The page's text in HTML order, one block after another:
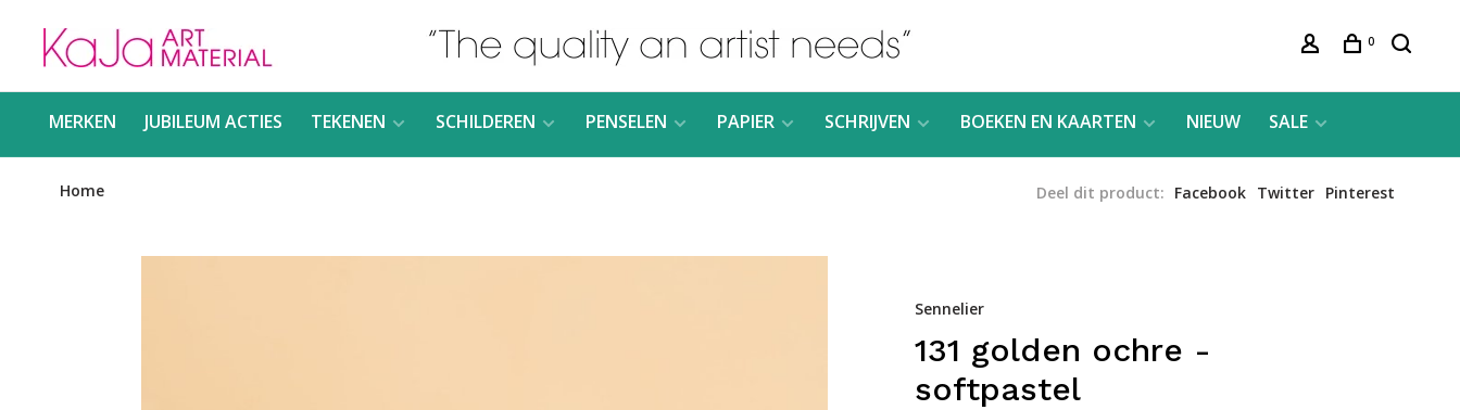
0
MERKEN JUBILEUM ACTIES TEKENEN SCHILDEREN PENSELEN PAPIER SCHRIJVEN BOEKEN EN KAARTEN NIEUW SALE
Home Deel dit product: Facebook Twitter Pinterest
Sennelier
131 golden ochre -
softpastel